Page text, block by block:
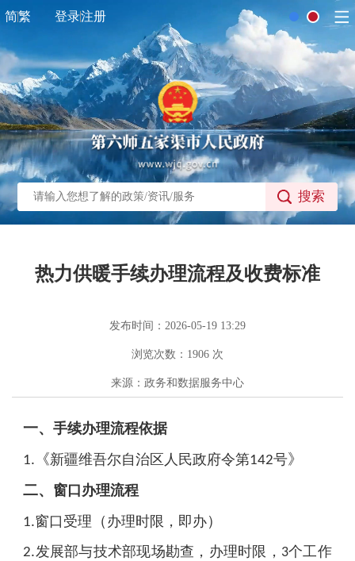
简繁 登录注册
搜索
热力供暖手续办理流程及收费标准
发布时间：2026-05-19 13:29
浏览次数： 1906 次
来源：政务和数据服务中心
一、手续办理流程依据
1. 《新疆维吾尔自治区人民政府令第142号》
二、 窗口办理流程
1.窗口受理 （ 办理时限，即办）
2.发展部与技术部现场勘查，办理时限， 3个工作